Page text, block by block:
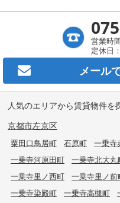
営業時
定休日
メール
人気のエリアから賃貸物件を
京都市左京区
粟田口鳥居町 石原町 一乗寺
一乗寺河原田町
一乗寺北大丸
一乗寺里ノ西町
一乗寺里ノ前
一乗寺染殿町
一乗寺高槻町